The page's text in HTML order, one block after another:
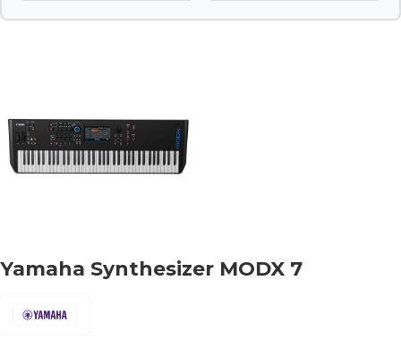
Yamaha Synthesizer MODX 7